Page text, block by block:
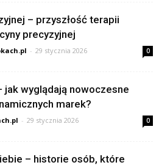
– przyszłość terapii
precyzyjnej
- 29 stycznia 2026 0
wyglądają nowoczesne
marek?
- 29 stycznia 2026 0
– historie osób, które